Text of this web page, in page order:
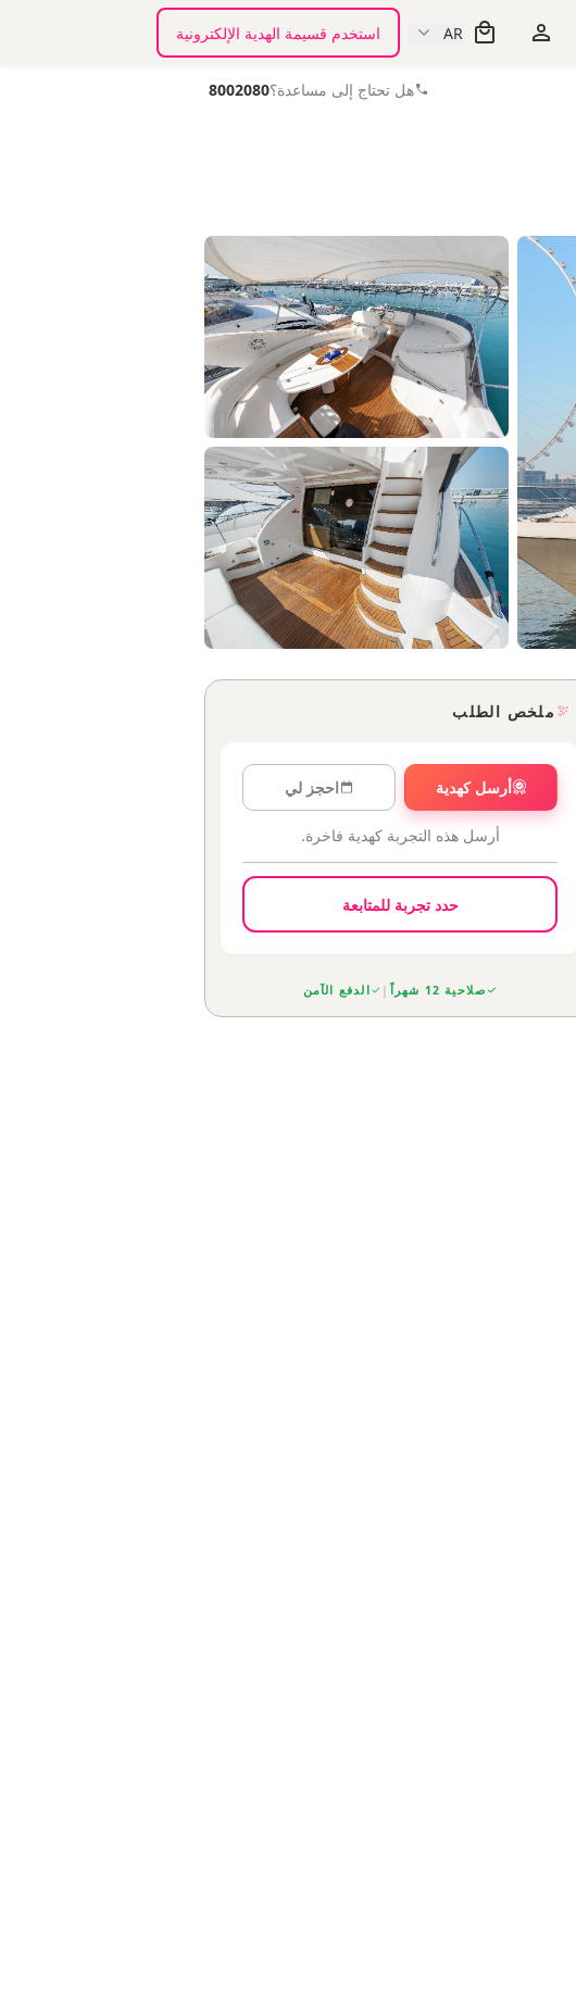
AR استخدم قسيمة الهدية الإلكترونية
هل تحتاج إلى مساعدة؟8002080
ملخص الطلب
أرسل كهدية احجز لي
أرسل هذه التجربة كهدية فاخرة.
حدد تجربة للمتابعة
صلاحية 12 شهراً | الدفع الآمن